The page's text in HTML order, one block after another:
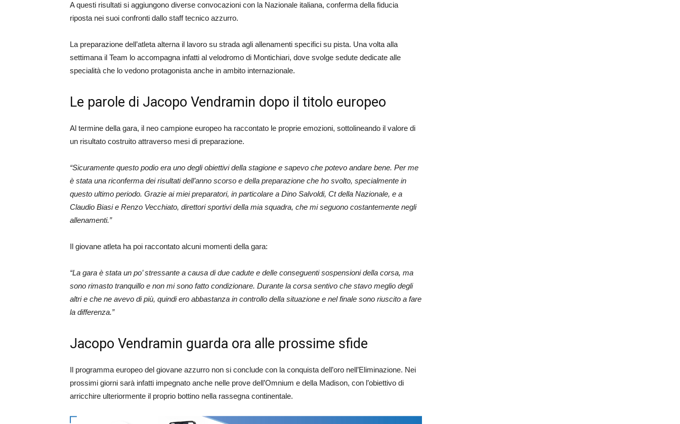
A questi risultati si aggiungono diverse convocazioni con la Nazionale italiana, conferma della fiducia
riposta nei suoi confronti dallo staff tecnico azzurro.
La preparazione dell’atleta alterna il lavoro su strada agli allenamenti specifici su pista. Una volta alla
settimana il Team lo accompagna infatti al velodromo di Montichiari, dove svolge sedute dedicate alle
specialità che lo vedono protagonista anche in ambito internazionale.
Le parole di Jacopo Vendramin dopo il titolo europeo
Al termine della gara, il neo campione europeo ha raccontato le proprie emozioni, sottolineando il valore di
un risultato costruito attraverso mesi di preparazione.
“Sicuramente questo podio era uno degli obiettivi della stagione e sapevo che potevo andare bene. Per me
è stata una riconferma dei risultati dell’anno scorso e della preparazione che ho svolto, specialmente in
questo ultimo periodo. Grazie ai miei preparatori, in particolare a Dino Salvoldi, Ct della Nazionale, e a
Claudio Biasi e Renzo Vecchiato, direttori sportivi della mia squadra, che mi seguono costantemente negli
allenamenti.”
Il giovane atleta ha poi raccontato alcuni momenti della gara:
“La gara è stata un po’ stressante a causa di due cadute e delle conseguenti sospensioni della corsa, ma
sono rimasto tranquillo e non mi sono fatto condizionare. Durante la corsa sentivo che stavo meglio degli
altri e che ne avevo di più, quindi ero abbastanza in controllo della situazione e nel finale sono riuscito a fare
la differenza.”
Jacopo Vendramin guarda ora alle prossime sfide
Il programma europeo del giovane azzurro non si conclude con la conquista dell’oro nell’Eliminazione. Nei
prossimi giorni sarà infatti impegnato anche nelle prove dell’Omnium e della Madison, con l’obiettivo di
arricchire ulteriormente il proprio bottino nella rassegna continentale.